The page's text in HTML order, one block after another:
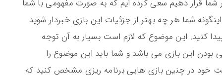
شما قرار دهیم سعی کرده ایم که به صورت مفهومی با شما
شما هر چه بهتر از جزئیات این بازی خبردار شوید
کنید. این موضوع که لازم است بسیار به آن توجه
بودن این بازی می باشد و شما باید این موضوع را
خود در چنین بازی هایی برنامه ریزی مشخص کنید که